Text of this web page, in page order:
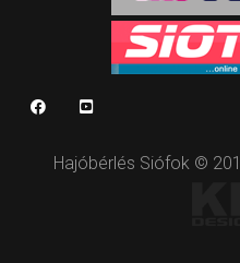
Hajóbérlés Siófok ©